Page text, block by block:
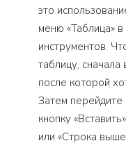
это
меню «Таблица»
инструментов.
таблицу, сначала
после которой
Затем перейдите
кнопку
или «Строка